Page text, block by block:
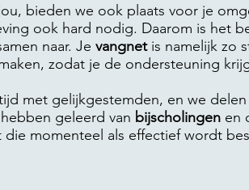
bieden we ook plaats voor je
ook hard nodig. Daarom is het
naar. Je vangnetis namelijk zo
zodat je de ondersteuning
met gelijkgestemden, en we
geleerd van bijscholingen en
momenteel als effectief wordt